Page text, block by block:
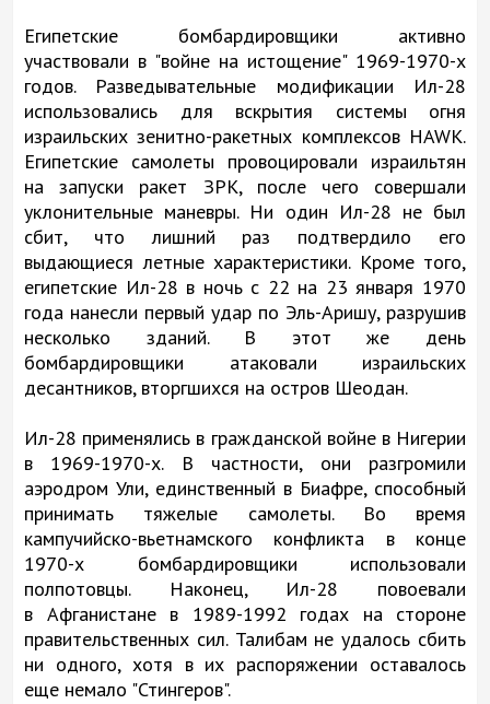
Египетские бомбардировщики активно
участвовали в "войне на истощение" 1969-1970-х
годов. Разведывательные модификации Ил-28
использовались для вскрытия системы огня
израильских зенитно-ракетных комплексов HAWK.
Египетские самолеты провоцировали израильтян
на запуски ракет ЗРК, после чего совершали
уклонительные маневры. Ни один Ил-28 не был
сбит, что лишний раз подтвердило его
выдающиеся летные характеристики. Кроме того,
египетские Ил-28 в ночь с 22 на 23 января 1970
года нанесли первый удар по Эль-Аришу, разрушив
несколько зданий. В этот же день
бомбардировщики атаковали израильских
десантников, вторгшихся на остров Шеодан.
Ил-28 применялись в гражданской войне в Нигерии
в 1969-1970-х. В частности, они разгромили
аэродром Ули, единственный в Биафре, способный
принимать тяжелые самолеты. Во время
кампучийско-вьетнамского конфликта в конце
1970-х бомбардировщики использовали
полпотовцы. Наконец, Ил-28 повоевали
в Афганистане в 1989-1992 годах на стороне
правительственных сил. Талибам не удалось сбить
ни одного, хотя в их распоряжении оставалось
еще немало "Стингеров".